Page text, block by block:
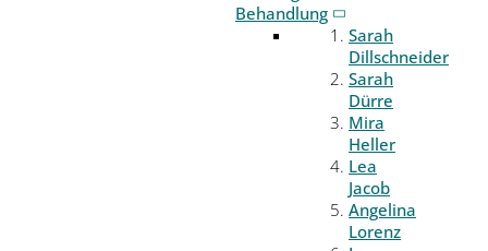
Behandlung
Sarah
Dillschneider
Sarah
Dürre
Mira
Heller
Lea
Jacob
Angelina
Lorenz